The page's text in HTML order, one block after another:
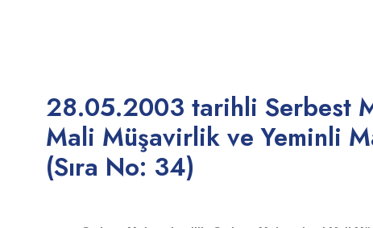
28.05.2003 tarihli Serbest
Mali Müşavirlik ve Yeminli
(Sıra No: 34)